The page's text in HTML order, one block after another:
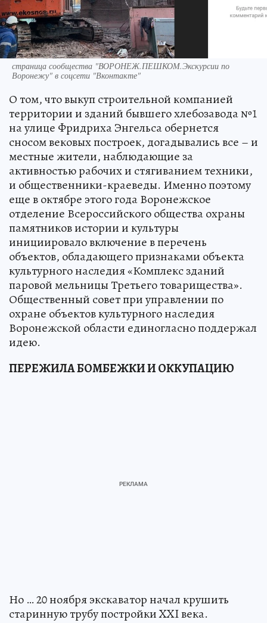
страница сообщества "ВОРОНЕЖ.ПЕШКОМ.Экскурсии по
Воронежу" в соцсети "Вконтакте"
О том, что выкуп строительной компанией
территории и зданий бывшего хлебозавода №1
на улице Фридриха Энгельса обернется
сносом вековых построек, догадывались все – и
местные жители, наблюдающие за
активностью рабочих и стягиванием техники,
и общественники-краеведы. Именно поэтому
еще в октябре этого года Воронежское
отделение Всероссийского общества охраны
памятников истории и культуры
инициировало включение в перечень
объектов, обладающего признаками объекта
культурного наследия «Комплекс зданий
паровой мельницы Третьего товарищества».
Общественный совет при управлении по
охране объектов культурного наследия
Воронежской области единогласно поддержал
идею.
ПЕРЕЖИЛА БОМБЕЖКИ И ОККУПАЦИЮ
Но … 20 ноября экскаватор начал крушить
старинную трубу постройки XXI века.